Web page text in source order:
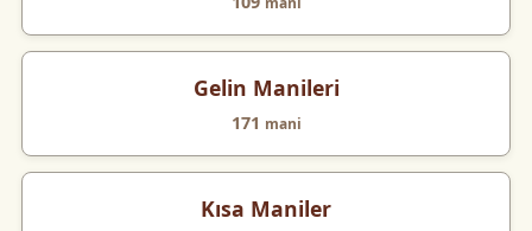
Gelin Manileri
171 mani
Kısa Maniler